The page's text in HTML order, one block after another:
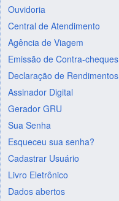
Ouvidoria
Central de Atendimento
Agência de Viagem
Emissão de Contra-cheques
Declaração de Rendimentos
Assinador Digital
Gerador GRU
Sua Senha
Esqueceu sua senha?
Cadastrar Usuário
Livro Eletrônico
Dados abertos